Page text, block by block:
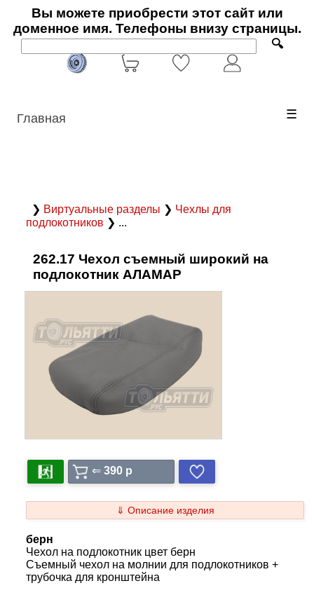
Вы можете приобрести этот сайт или
доменное имя. Телефоны внизу страницы.
🔍
Главная ☰
❯ Виртуальные разделы ❯ Чехлы для
подлокотников ❯ ...
262.17 Чехол съемный широкий на
подлокотник АЛАМАР
⇐ 390 p
⇓ Описание изделия
берн
Чехол на подлокотник цвет берн
Съемный чехол на молнии для подлокотников +
трубочка для кронштейна